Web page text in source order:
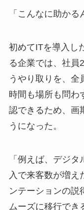
「こんなに助かる
初めてITを導入し
る企業では、社員
うやり取りを、全
時間も場所も問わ
認できるため、画
うになった。
「例えば、デジ
入で来客数が増え
ンテーションの説
ムーズに移行でき